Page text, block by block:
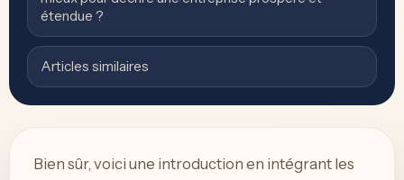
étendue ?
Articles similaires
Bien sûr, voici une introduction en intégrant les